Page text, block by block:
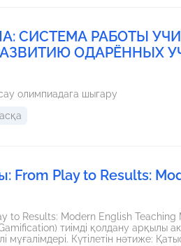
СИСТЕМА РАБОТЫ
ОДАРЁННЫХ
Дарынды балалармен жумыс жасау олимпиадага шыгару
From Play to Results:
English Teaching Methods Мақсаты: Педагогтарға
тиімді қолдану арқылы
сабақтың әртүрлі кезеңдерінде